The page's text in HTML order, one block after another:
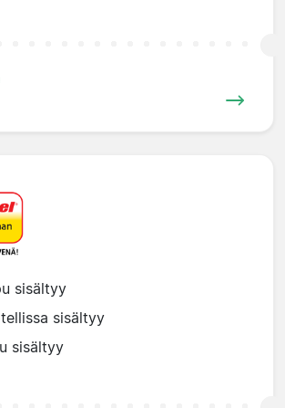
sisältyy
sisältyy
sisältyy